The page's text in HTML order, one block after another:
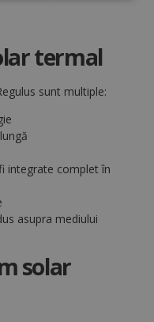
termal
sunt multiple:
integrate complet în
asupra mediului
solar
corect fără